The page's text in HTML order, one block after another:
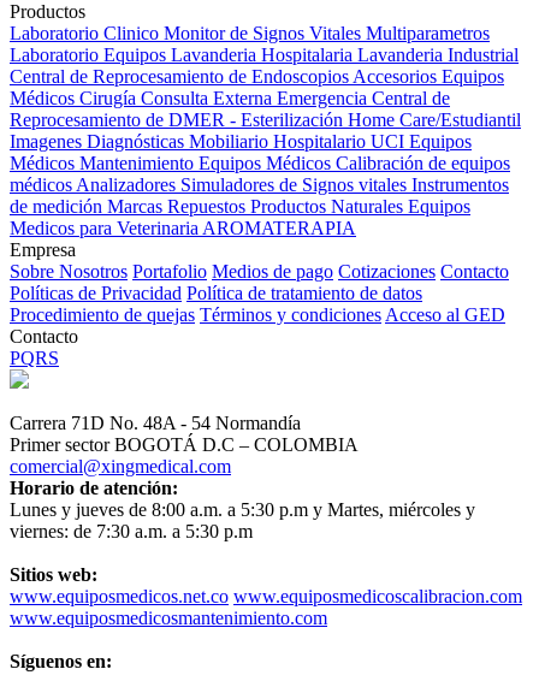
Productos
Laboratorio Clinico Monitor de Signos Vitales Multiparametros
Laboratorio Equipos Lavanderia Hospitalaria Lavanderia Industrial
Central de Reprocesamiento de Endoscopios Accesorios Equipos
Médicos Cirugía Consulta Externa Emergencia Central de
Reprocesamiento de DMER - Esterilización Home Care/Estudiantil
Imagenes Diagnósticas Mobiliario Hospitalario UCI Equipos
Médicos Mantenimiento Equipos Médicos Calibración de equipos
médicos Analizadores Simuladores de Signos vitales Instrumentos
de medición Marcas Repuestos Productos Naturales Equipos
Medicos para Veterinaria AROMATERAPIA
Empresa
Sobre Nosotros Portafolio Medios de pago Cotizaciones Contacto
Políticas de Privacidad Política de tratamiento de datos
Procedimiento de quejas Términos y condiciones Acceso al GED
Contacto
PQRS
Carrera 71D No. 48A - 54 Normandía
Primer sector BOGOTÁ D.C – COLOMBIA
comercial@xingmedical.com
Horario de atención:
Lunes y jueves de 8:00 a.m. a 5:30 p.m y Martes, miércoles y
viernes: de 7:30 a.m. a 5:30 p.m
Sitios web:
www.equiposmedicos.net.co www.equiposmedicoscalibracion.com
www.equiposmedicosmantenimiento.com
Síguenos en: